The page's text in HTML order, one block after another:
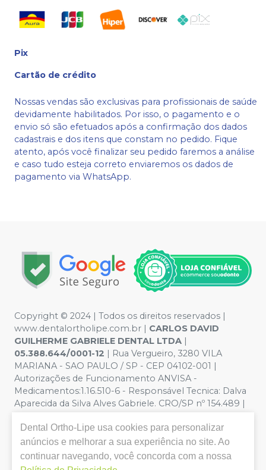
Pix
Cartão de crédito
Nossas vendas são exclusivas para profissionais de saúde
devidamente habilitados. Por isso, o pagamento e o
envio só são efetuados após a confirmação dos dados
cadastrais e dos itens que constam no pedido. Fique
atento, após você finalizar seu pedido faremos a análise
e caso tudo esteja correto enviaremos os dados de
pagamento via WhatsApp.
Copyright © 2024 | Todos os direitos reservados |
www.dentalortholipe.com.br | CARLOS DAVID
GUILHERME GABRIELE DENTAL LTDA |
05.388.644/0001-12 | Rua Vergueiro, 3280 VILA
MARIANA - SAO PAULO / SP - CEP 04102-001 |
Autorizações de Funcionamento ANVISA -
Medicamentos:1.16.510-6 - Responsável Tecnica: Dalva
Aparecida da Silva Alves Gabriele. CRO/SP nº 154.489 |
ilustrativas - Os preços e condições da loja virtual estão
sujeitos a alterações. Em caso de divergência de preços
no site, o valor válido é o do Carrinho de Compra. Não
vendemos por atacado, por isso nos reservamos o
Dental Ortho-Lipe usa cookies para personalizar
anúncios e melhorar a sua experiência no site. Ao
continuar navegando, você concorda com a nossa